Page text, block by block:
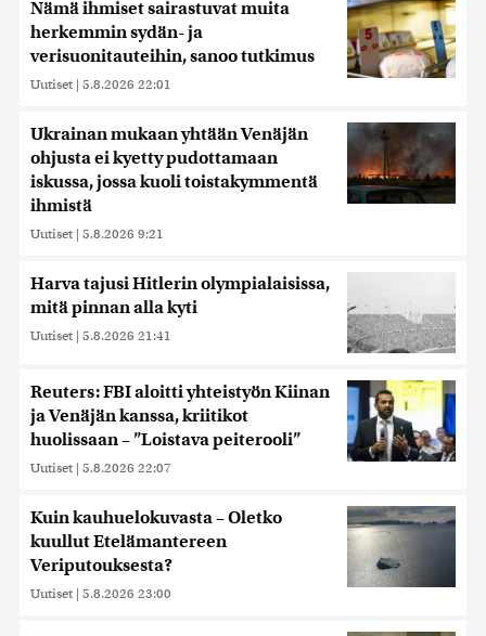
Nämä ihmiset sairastuvat muita
herkemmin sydän- ja
verisuonitauteihin, sanoo tutkimus
Uutiset | 5.8.2026 22:01
Ukrainan mukaan yhtään Venäjän
ohjusta ei kyetty pudottamaan
iskussa, jossa kuoli toistakymmentä
ihmistä
Uutiset | 5.8.2026 9:21
Harva tajusi Hitlerin olympialaisissa,
mitä pinnan alla kyti
Uutiset | 5.8.2026 21:41
Reuters: FBI aloitti yhteistyön Kiinan
ja Venäjän kanssa, kriitikot
huolissaan – ”Loistava peiterooli”
Uutiset | 5.8.2026 22:07
Kuin kauhuelokuvasta – Oletko
kuullut Etelämantereen
Veriputouksesta?
Uutiset | 5.8.2026 23:00